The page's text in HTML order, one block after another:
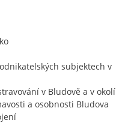
subjektech v
v Bludově a v okolí
a osobnosti Bludova